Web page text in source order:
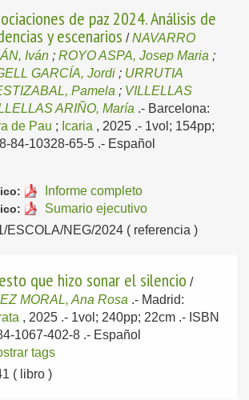
de paz 2024. Análisis de
y escenarios /NAVARRO
Iván ; ROYO ASPA, Josep Maria ;
GARCÍA, Jordi ; URRUTIA
Pamela ; VILLELLAS
ARIÑO, María .- Barcelona:
de Pau ; Icaria , 2025 .- 1vol; 154pp;
84-10328-65-5 .- Español
Informe completo
Sumario ejecutivo
ESCOLA/NEG/2024 ( referencia )
que hizo sonar el silencio /
MORAL, Ana Rosa .- Madrid:
, 2025 .- 1vol; 240pp; 22cm .- ISBN
1067-402-8 .- Español
tags
( libro )